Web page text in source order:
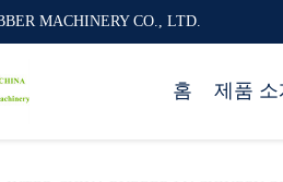
MACHINERY CO., LTD.
홈 제품 소